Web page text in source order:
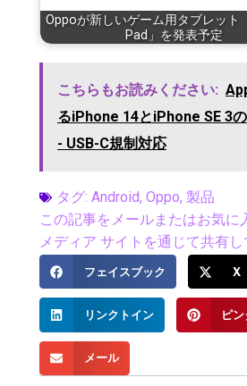
Oppoが新しいゲーム用タブレット
Pad」を発表予定
こちらもお読みください:
るiPhone 14とiPhone SE 3
- USB-C規制対応
タグ: Android, Oppo, 製品
この記事をメールまたはお気に
メディア サイトを通じて共有し
フェイスブック X
リンクトイン ピ
メール